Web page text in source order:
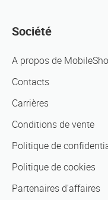
Société
A propos de
Contacts
Carrières
Conditions de vente
Politique de
Politique de cookies
Partenaires d'affaires